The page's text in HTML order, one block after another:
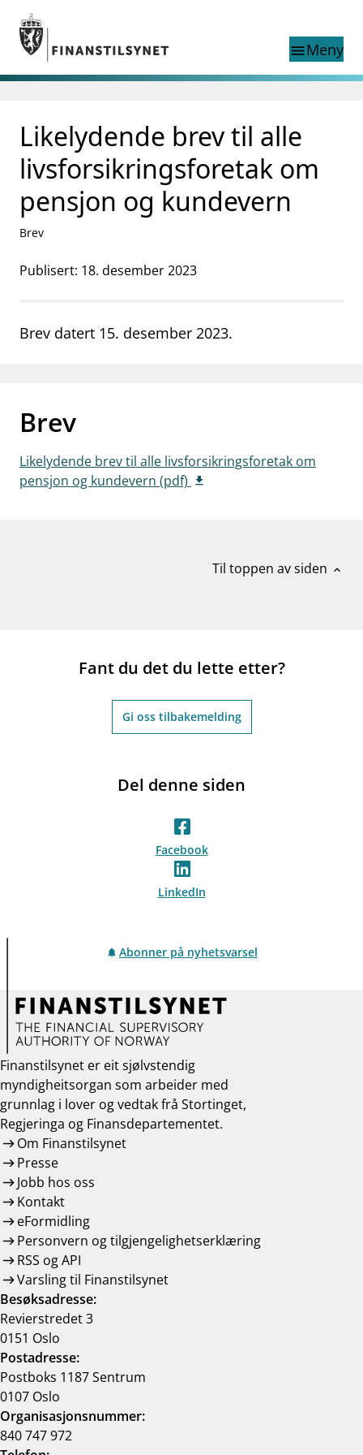
Gå til hovedinnhold
Gå til søkesiden
menuMeny
nettstedet
language
English
exist in English
English home page
Aktuelt
Finanstilsynets registre
dashboardInformasjon for investorer
notifications_noneAbonner på nyhetsvarsel
Likelydende brev til alle
livsforsikringsforetak om
pensjon og kundevern
Brev
Publisert: 18. desember 2023
Brev datert 15. desember 2023.
Brev
Likelydende brev til alle livsforsikringsforetak om
pensjon og kundevern (pdf)
Til toppen av siden expand_less
Fant du det du lette etter?
Gi oss tilbakemelding
Del denne siden
Facebook
LinkedIn
Abonner på nyhetsvarsel
Finanstilsynet er eit sjølvstendig
myndigheitsorgan som arbeider med
grunnlag i lover og vedtak frå Stortinget,
Regjeringa og Finansdepartementet.
Om Finanstilsynet
Presse
Jobb hos oss
Kontakt
eFormidling
Personvern og tilgjengelighetserklæring
RSS og API
Varsling til Finanstilsynet
Besøksadresse:
Revierstredet 3
0151 Oslo
Postadresse:
Postboks 1187 Sentrum
0107 Oslo
Organisasjonsnummer:
840 747 972